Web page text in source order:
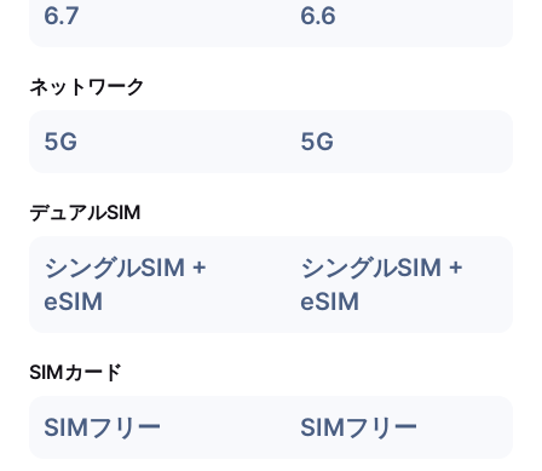
6.7 6.6
ネットワーク
5G 5G
デュアルSIM
シングルSIM +
eSIM
シングルSIM +
eSIM
SIMカード
SIMフリー SIMフリー